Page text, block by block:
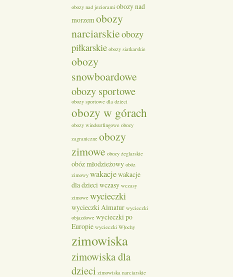
obozy nad jeziorami obozy nad
morzemobozy
narciarskieobozy
piłkarskie obozy siatkarskie
obozy
snowboardowe
obozy sportowe
obozy sportowe dla dzieci
obozy w górach
obozy windsurfingowe obozy
zagraniczne obozy
zimowe obozy żeglarskie
obóz młodzieżowy obóz
zimowy wakacjewakacje
dla dzieci wczasy wczasy
zimowe wycieczki
wycieczki Almatur wycieczki
objazdowe wycieczki po
Europie wycieczki Włochy
zimowiska
zimowiska dla
dzieci zimowiska narciarskie